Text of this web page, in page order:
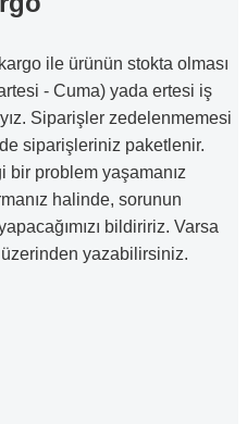
ile ürünün stokta olması
- Cuma) yada ertesi iş
Siparişler zedelenmemesi
siparişleriniz paketlenir.
problem yaşamanız
halinde, sorunun
bildiririz. Varsa
üzerinden yazabilirsiniz.